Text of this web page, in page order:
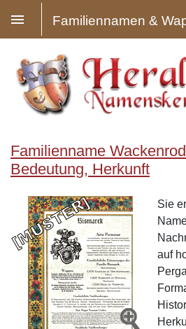
Familienname
Bedeutung, Herkunft
Sie
auf